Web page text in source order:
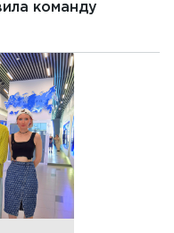
команду